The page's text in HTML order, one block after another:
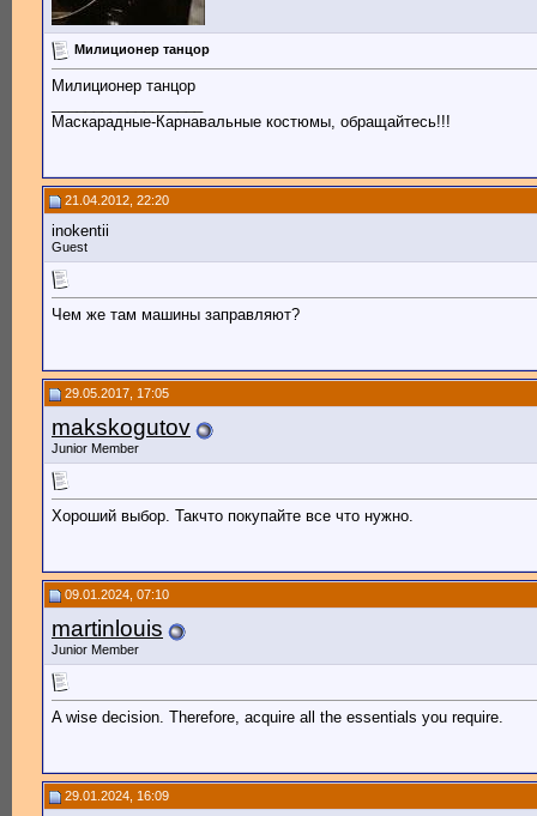
Милиционер танцор
Милиционер танцор
Маскарадные-Карнавальные костюмы, обращайтесь!!!
21.04.2012, 22:20
inokentii
Guest
Чем же там машины заправляют?
29.05.2017, 17:05
makskogutov
Junior Member
Хороший выбор. Такчто покупайте все что нужно.
09.01.2024, 07:10
martinlouis
Junior Member
A wise decision. Therefore, acquire all the essentials you require.
29.01.2024, 16:09